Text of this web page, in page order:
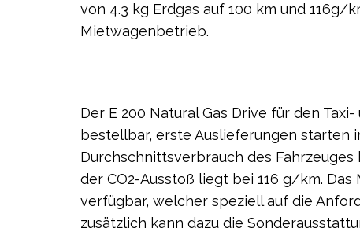
von 4.3 kg Erdgas auf 100 km und 116g/
Mietwagenbetrieb.
Der E 200 Natural Gas Drive für den
bestellbar, erste Auslieferungen starten
Durchschnittsverbrauch des
der CO2-Ausstoß liegt bei 116 g/km. Das
verfügbar, welcher speziell auf die
zusätzlich kann dazu die